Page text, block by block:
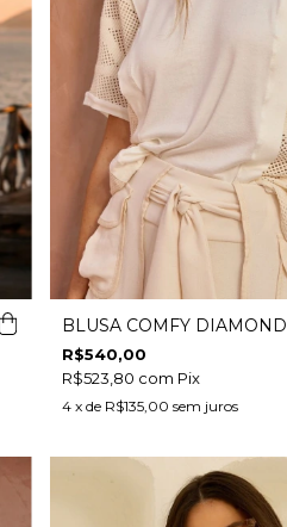
BLUSA COMFY DIAMOND
R$540,00
R$523,80 com Pix
4 x de R$135,00 sem juros